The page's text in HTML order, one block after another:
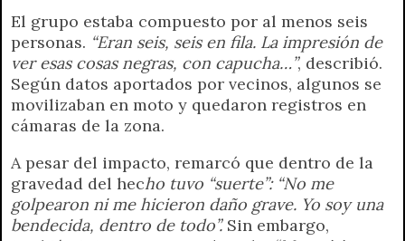
El grupo estaba compuesto por al menos seis
personas. “Eran seis, seis en fila. La impresión de
ver esas cosas negras, con capucha…”, describió.
Según datos aportados por vecinos, algunos se
movilizaban en moto y quedaron registros en
cámaras de la zona.
A pesar del impacto, remarcó que dentro de la
gravedad del hecho tuvo “suerte”: “No me
golpearon ni me hicieron daño grave. Yo soy una
bendecida, dentro de todo”.Sin embargo,